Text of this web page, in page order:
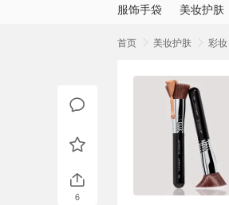
服饰手袋 美妆护肤
首页 美妆护肤 彩妆
6